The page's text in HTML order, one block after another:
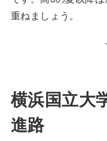
重ねましょう。
横浜国立大
進路